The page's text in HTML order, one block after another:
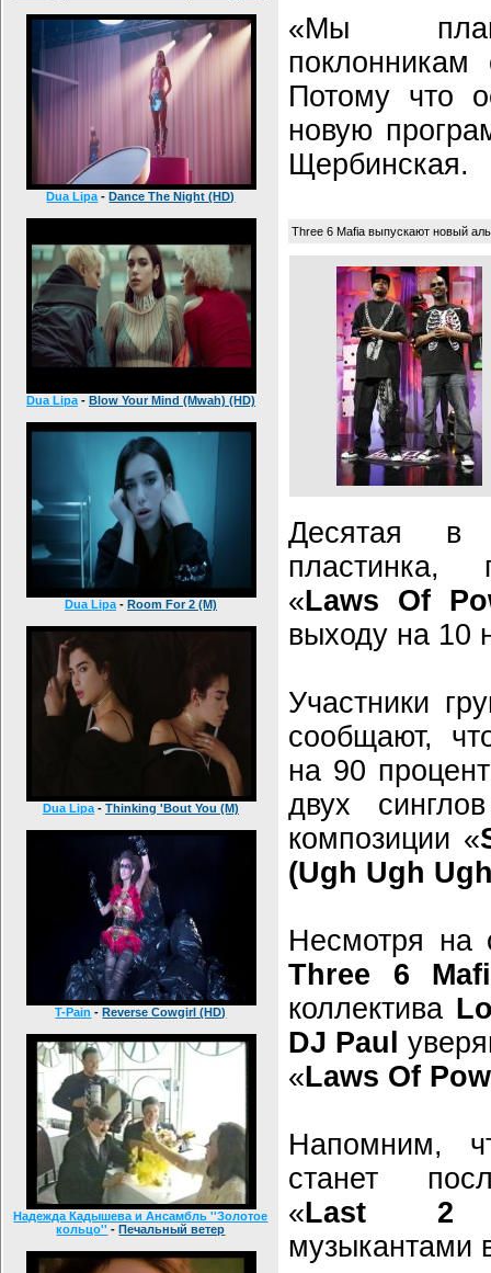
Dua Lipa -Dance The Night (HD)
Dua Lipa - Blow Your Mind (Mwah) (HD)
Dua Lipa - Room For 2 (M)
Dua Lipa - Thinking 'Bout You (M)
T-Pain -Reverse Cowgirl (HD)
Надежда Кадышева и Ансамбль ''Золотое
кольцо'' -Печальный ветер
«Мы
Потому что
новую
Щербинская.
Three 6 Mafia выпускают новый
Десятая в
пластинка,
«Laws Of
выходу на 10
Участники
сообщают,
на 90
двух
композиции «
(Ugh Ugh
Несмотря на
Three 6
коллектива
DJ Paul
«Laws Of
Напомним,
станет
«Last 2
музыкантами